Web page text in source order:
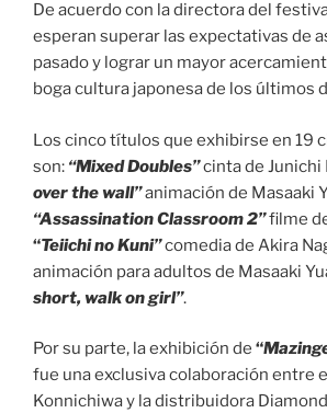
De acuerdo con la directora del
esperan superar las expectativas de
pasado y lograr un mayor
boga cultura japonesa de los últimos
Los cinco títulos que exhibirse en 19
son: “Mixed Doubles”cinta de Junichi
over the wall”animación de Masaaki
“Assassination Classroom 2”filme
“Teiichi no Kuni”comedia de Akira
animación para adultos de Masaaki
short, walk on girl”.
Por su parte, la exhibición de “
fue una exclusiva colaboración entre
Konnichiwa y la distribuidora